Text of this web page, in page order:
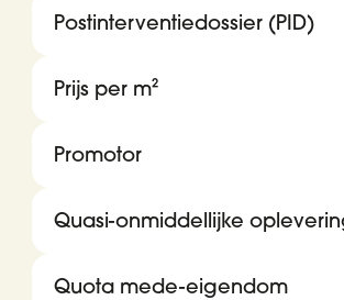
Postinterventiedossier (PID)
Prijs per m²
Promotor
Quasi-onmiddellijke
Quota mede-eigendom